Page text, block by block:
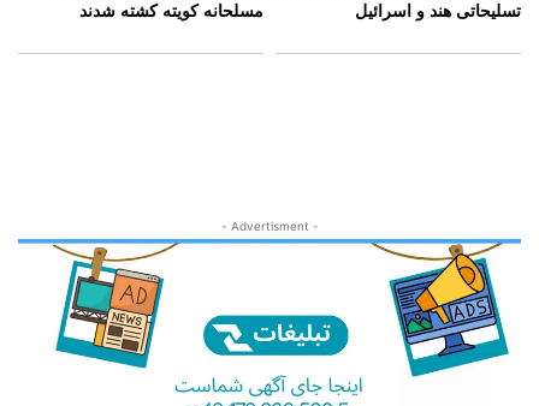
تسلیحاتی هند و اسرائیل
مسلحانه کویته کشته شدند
- Advertisment -